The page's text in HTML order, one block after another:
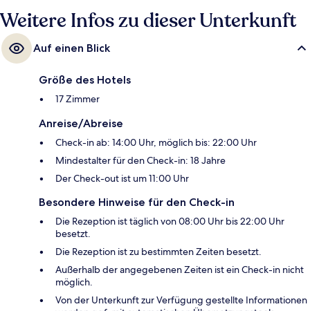
Weitere Infos zu dieser Unterkunft
Auf einen Blick
Größe des Hotels
17 Zimmer
Anreise/Abreise
Check-in ab: 14:00 Uhr, möglich bis: 22:00 Uhr
Mindestalter für den Check-in: 18 Jahre
Der Check-out ist um 11:00 Uhr
Besondere Hinweise für den Check-in
Die Rezeption ist täglich von 08:00 Uhr bis 22:00 Uhr
besetzt.
Die Rezeption ist zu bestimmten Zeiten besetzt.
Außerhalb der angegebenen Zeiten ist ein Check-in nicht
möglich.
Von der Unterkunft zur Verfügung gestellte Informationen